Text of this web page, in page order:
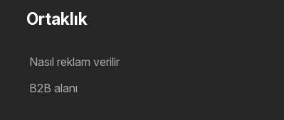
Ortaklık
Nasıl reklam verilir
B2B alanı